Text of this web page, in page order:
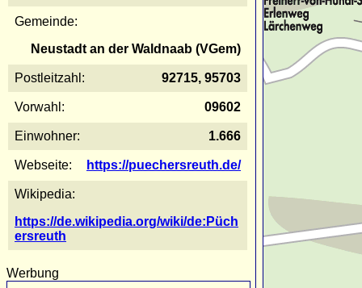
Gemeinde:
Neustadt an der Waldnaab (VGem)
Postleitzahl: 92715, 95703
Vorwahl: 09602
Einwohner: 1.666
Webseite: https://puechersreuth.de/
Wikipedia:
https://de.wikipedia.org/wiki/de:Püch
ersreuth
Werbung